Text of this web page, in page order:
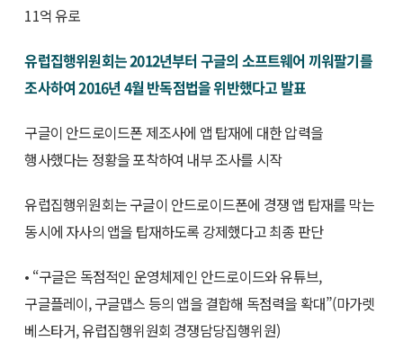
11억 유로
유럽집행위원회는 2012년부터 구글의 소프트웨어 끼워팔기를
조사하여 2016년 4월 반독점법을 위반했다고 발표
구글이 안드로이드폰 제조사에 앱 탑재에 대한 압력을
행사했다는 정황을 포착하여 내부 조사를 시작
유럽집행위원회는 구글이 안드로이드폰에 경쟁 앱 탑재를 막는
동시에 자사의 앱을 탑재하도록 강제했다고 최종 판단
• “구글은 독점적인 운영체제인 안드로이드와 유튜브,
구글플레이, 구글맵스 등의 앱을 결합해 독점력을 확대”(마가렛
베스타거, 유럽집행위원회 경쟁담당집행위원)